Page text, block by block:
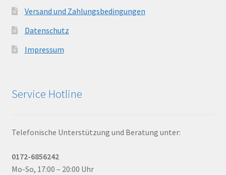
Versand und Zahlungsbedingungen
Datenschutz
Impressum
Service Hotline
Telefonische Unterstützung und Beratung unter:
0172-6856242
Mo-So, 17:00 – 20:00 Uhr